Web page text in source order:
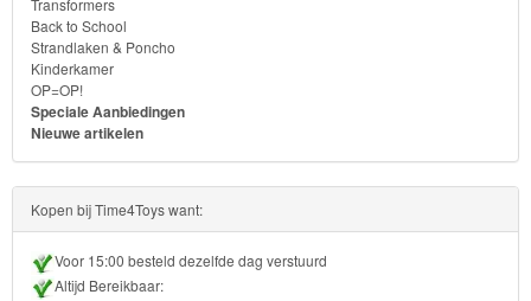
Toy
Story
Trolls
Turtles
Transformers
Back
Transformers
Back to School
Strandlaken & Poncho
Kinderkamer
OP=OP!
Speciale Aanbiedingen
Nieuwe artikelen
Kopen bij Time4Toys want:
Voor 15:00 besteld dezelfde dag verstuurd
Altijd Bereikbaar: